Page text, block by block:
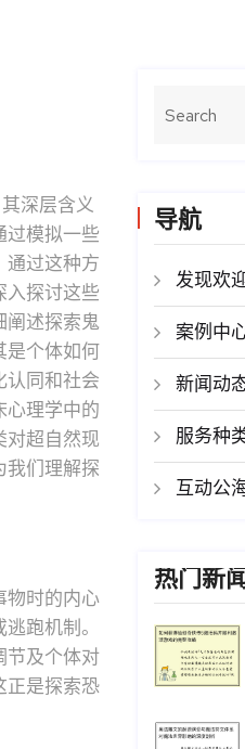
深层含义
过模拟一些
通过这种方
入探讨这些
阐述探索鬼
是个体如何
认同和社会
心理学中的
对超自然现
我们理解探
物时的内心
跑机制。
节及个体对
正是探索恐
导航
发现欢
案例中
新闻动
服务种
互动公
热门新